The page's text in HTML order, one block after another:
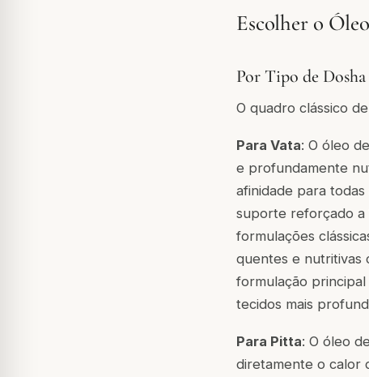
Escolher o
Por Tipo de Dosha
O quadro clássico
Para Vata: O óleo
e profundamente
afinidade para
suporte reforçado a
formulações
quentes e nutritivas
formulação
tecidos mais
Para Pitta: O óleo
diretamente o calor